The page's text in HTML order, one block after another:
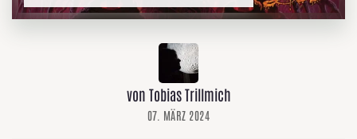
von Tobias Trillmich
07. MÄRZ 2024